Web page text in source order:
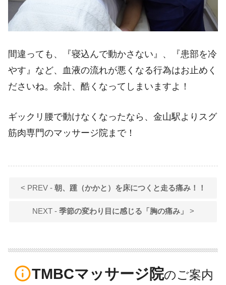
間違っても、『寝込んで動かさない』、『患部を冷
やす』など、血液の流れが悪くなる行為はお止めく
ださいね。余計、酷くなってしまいますよ！
ギックリ腰で動けなくなったなら、金山駅よりスグ
筋肉専門のマッサージ院まで！
< PREV - 朝、踵（かかと）を床につくと走る痛み！！
NEXT - 季節の変わり目に感じる「胸の痛み」 >
info_outlineTMBCマッサージ院